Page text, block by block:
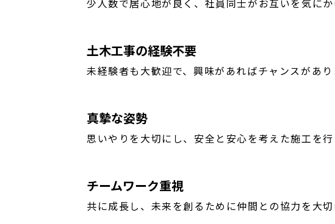
少人数で居心地が良く、社員同士がお互いを気にか
土木工事の経験不要
未経験者も大歓迎で、興味があればチャンスがあり
真摯な姿勢
思いやりを大切にし、安全と安心を考えた施工を行
チームワーク重視
共に成長し、未来を創るために仲間との協力を大切